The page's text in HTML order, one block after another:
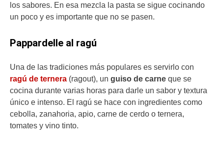
los sabores. En esa mezcla la pasta se sigue cocinando
un poco y es importante que no se pasen.
Pappardelle al ragú
Una de las tradiciones más populares es servirlo con
ragú de ternera (ragout), un guiso de carne que se
cocina durante varias horas para darle un sabor y textura
único e intenso. El ragú se hace con ingredientes como
cebolla, zanahoria, apio, carne de cerdo o ternera,
tomates y vino tinto.